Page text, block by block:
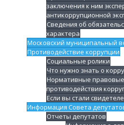
заключения к ним
антикоррупционной
Сведения об
характера
Московский муниципальный
Противодействие коррупции
Социальные ролики
Что нужно знать о
Нормативные
противодействия
Если вы стали
Информация Совета
Отчеты депутатов